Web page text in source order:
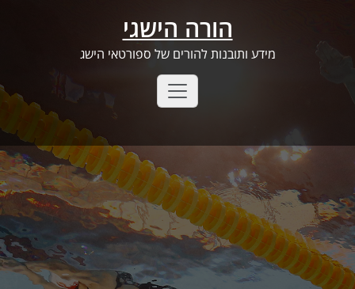
content
הורה הישגי
מידע ותובנות להורים של ספורטאי הישג